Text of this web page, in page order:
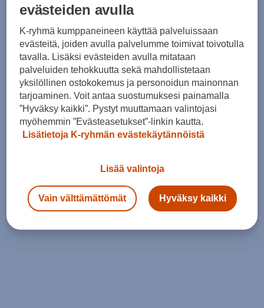
evästeiden avulla
K-ryhmä kumppaneineen käyttää palveluissaan
evästeitä, joiden avulla palvelumme toimivat toivotulla
tavalla. Lisäksi evästeiden avulla mitataan
palveluiden tehokkuutta sekä mahdollistetaan
yksilöllinen ostokokemus ja personoidun mainonnan
tarjoaminen. Voit antaa suostumuksesi painamalla
”Hyväksy kaikki”. Pystyt muuttamaan valintojasi
myöhemmin ”Evästeasetukset”-linkin kautta.
Lisätietoja K-ryhmän evästekäytännöistä
Lisää valintoja
Vain välttämättömät Hyväksy kaikki